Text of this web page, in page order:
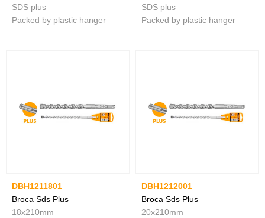
SDS plus
Packed by plastic hanger
SDS plus
Packed by plastic hanger
DBH1211801
Broca Sds Plus
18x210mm
DBH1212001
Broca Sds Plus
20x210mm